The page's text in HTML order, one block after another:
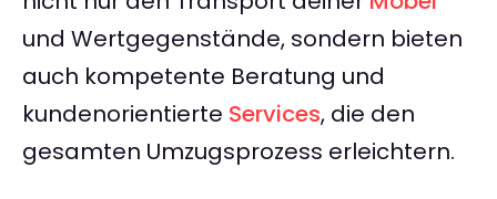
und Wertgegenstände, sondern bieten
auch kompetente Beratung und
kundenorientierte Services, die den
gesamten Umzugsprozess erleichtern.